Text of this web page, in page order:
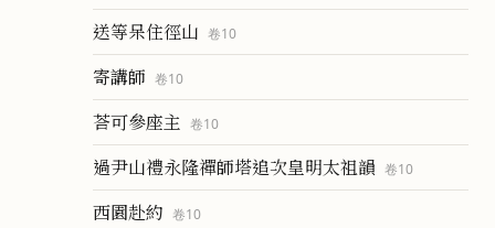
送等呆住徑山 卷10
寄講師 卷10
荅可參座主 卷10
過尹山禮永隆禪師塔追次皇明太祖韻 卷10
西園赴約 卷10